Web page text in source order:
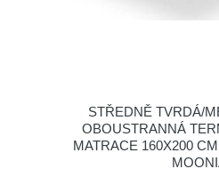
STŘEDNĚ TVRDÁ/
OBOUSTRANNÁ
MATRACE 160X200